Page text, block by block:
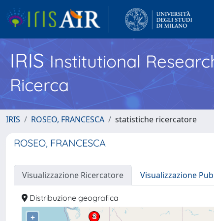
IRISInstitutional
Ricerca
IRIS ROSEO, FRANCESCA statistiche ricercatore
ROSEO, FRANCESCA
Visualizzazione Ricercatore Visualizzazione
Distribuzione geografica
+